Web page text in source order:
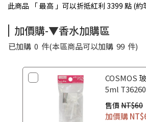
此商品 「 最高 」可以折抵紅利 3399 點 (約
加價購-▼香水加購區
已加購 0 件(本區商品可以加購 99 件)
COSMOS
5ml
空瓶 香水分
售價 NT$60
加價購